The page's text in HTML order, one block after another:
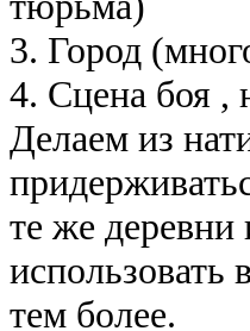
3. Город
4. Сцена боя ,
Делаем из
те же
использовать
тем более.